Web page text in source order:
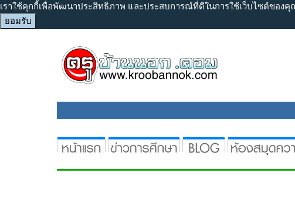
เราใช้คุกกี้เพื่อพัฒนาประสิทธิภาพ และประสบการณ์ที่ดีในการใช้เว็บไซต์ของ
ยอมรับ